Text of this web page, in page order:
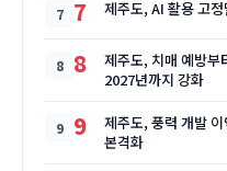
7 제주도, AI 활용 고
8
제주도, 치매 예방
2027년까지 강화
9
제주도, 풍력 개발
본격화